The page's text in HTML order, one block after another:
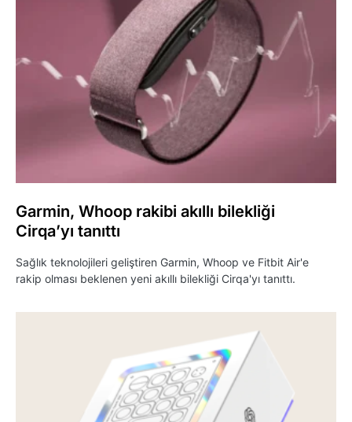
Garmin, Whoop rakibi akıllı bilekliği
Cirqa’yı tanıttı
Sağlık teknolojileri geliştiren Garmin, Whoop ve Fitbit Air'e
rakip olması beklenen yeni akıllı bilekliği Cirqa'yı tanıttı.